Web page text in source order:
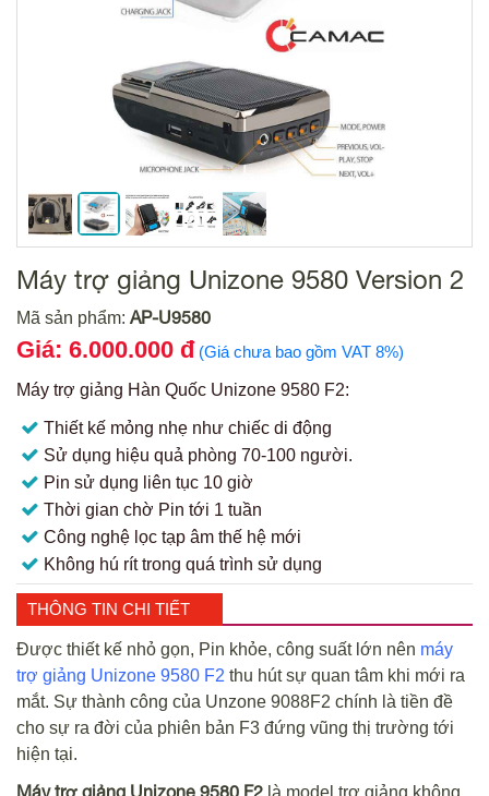
Máy trợ giảng Unizone 9580 Version 2
Mã sản phẩm: AP-U9580
Giá: 6.000.000 đ (Giá chưa bao gồm VAT 8%)
Máy trợ giảng Hàn Quốc Unizone 9580 F2:
Thiết kế mỏng nhẹ như chiếc di động
Sử dụng hiệu quả phòng 70-100 người.
Pin sử dụng liên tục 10 giờ
Thời gian chờ Pin tới 1 tuần
Công nghệ lọc tạp âm thế hệ mới
Không hú rít trong quá trình sử dụng
THÔNG TIN CHI TIẾT
Được thiết kế nhỏ gọn, Pin khỏe, công suất lớn nên máy
trợ giảng Unizone 9580 F2 thu hút sự quan tâm khi mới ra
mắt. Sự thành công của Unzone 9088F2 chính là tiền đề
cho sự ra đời của phiên bản F3 đứng vũng thị trường tới
hiện tại.
Máy trợ giảng Unizone 9580 F2 là model trợ giảng không